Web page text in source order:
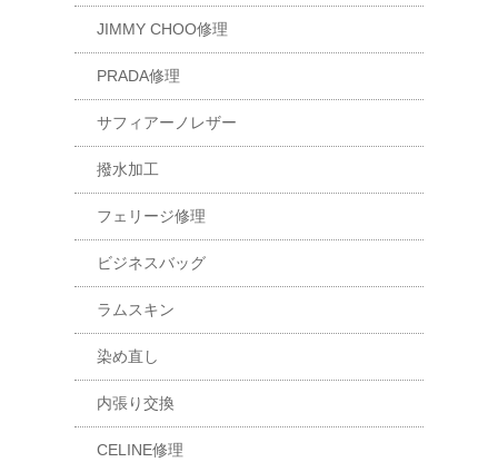
JIMMY CHOO修理
PRADA修理
サフィアーノレザー
撥水加工
フェリージ修理
ビジネスバッグ
ラムスキン
染め直し
内張り交換
CELINE修理